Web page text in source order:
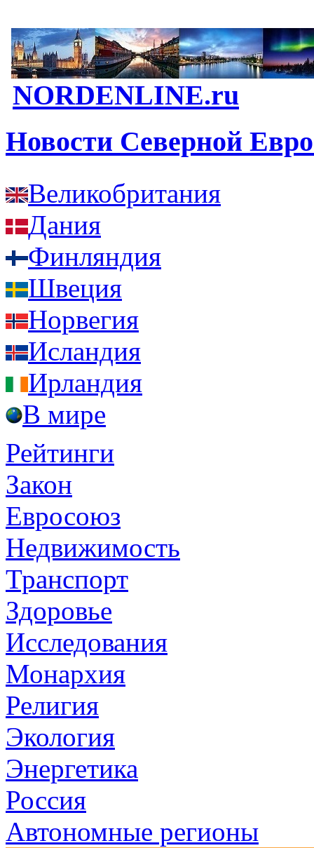
NORDENLINE.ru
Новости Северной
Великобритания
Дания
Финляндия
Швеция
Норвегия
Исландия
Ирландия
В мире
Рейтинги
Закон
Евросоюз
Недвижимость
Транспорт
Здоровье
Исследования
Монархия
Религия
Экология
Энергетика
Россия
Автономные регионы